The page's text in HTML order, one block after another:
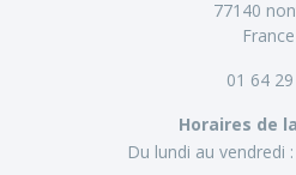
77140
France
01 64
Horaires de
Du lundi au vendredi :